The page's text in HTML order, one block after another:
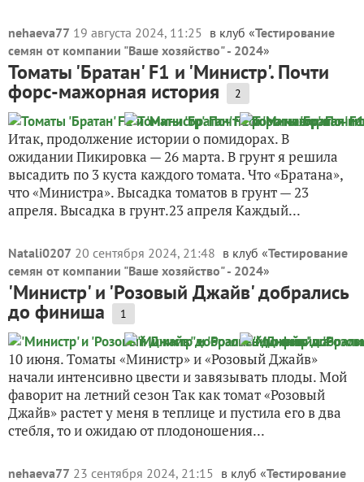
nehaeva77 19 августа 2024, 11:25 в клуб «Тестирование
семян от компании "Ваше хозяйство" - 2024»
Томаты 'Братан' F1 и 'Министр'. Почти
форс-мажорная история 2
Итак, продолжение истории о помидорах. В
ожидании Пикировка — 26 марта. В грунт я решила
высадить по 3 куста каждого томата. Что «Братана»,
что «Министра». Высадка томатов в грунт — 23
апреля. Высадка в грунт.23 апреля Каждый...
Natali0207 20 сентября 2024, 21:48 в клуб «Тестирование
семян от компании "Ваше хозяйство" - 2024»
'Министр' и 'Розовый Джайв' добрались
до финиша 1
10 июня. Томаты «Министр» и «Розовый Джайв»
начали интенсивно цвести и завязывать плоды. Мой
фаворит на летний сезон Так как томат «Розовый
Джайв» растет у меня в теплице и пустила его в два
стебля, то и ожидаю от плодоношения...
nehaeva77 23 сентября 2024, 21:15 в клуб «Тестирование